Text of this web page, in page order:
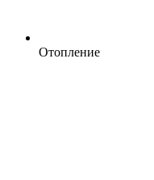
Отопление